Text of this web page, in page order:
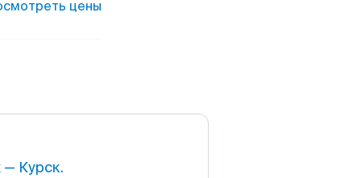
цены
Курск.